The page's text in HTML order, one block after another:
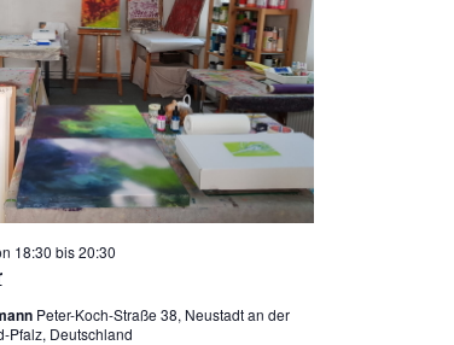
18:30 bis20:30
Peter-Koch-Straße 38, Neustadt an der
Pfalz, Deutschland